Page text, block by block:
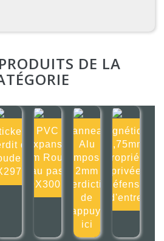
DE LA
de
PVC
Expansé
4mm Roulez
au pas
300X300mm
Panneau
Alu
composite
2mm
Interdiction
de
s'appuyer
ici
Magnétique
0,75mm
Propriété
privée
défense
d'entre